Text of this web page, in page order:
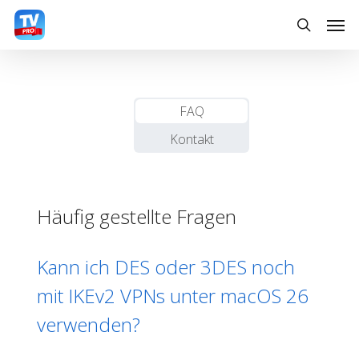
Skip
search
FAQ
Kontakt
Häufig gestellte Fragen
Kann ich DES oder 3DES noch
mit IKEv2 VPNs unter macOS 26
verwenden?